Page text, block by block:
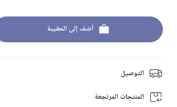
أضف إلى الحقيبة
التوصيل
المنتجات المرتجعة